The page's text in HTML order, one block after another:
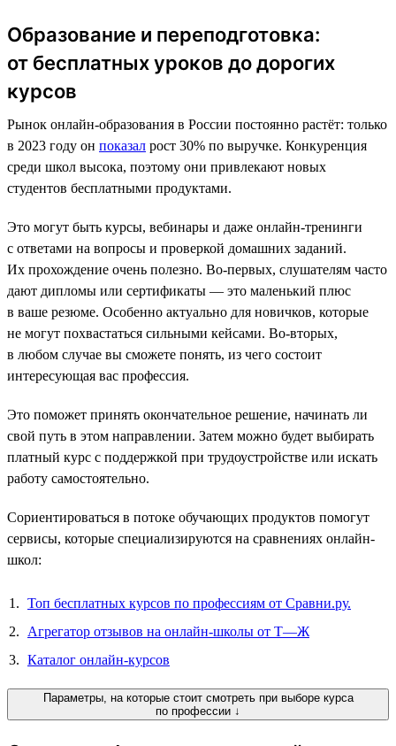
Образование и переподготовка:
от бесплатных уроков до дорогих
курсов
Рынок онлайн-образования в России постоянно растёт: только
в 2023 году он показал рост 30% по выручке. Конкуренция
среди школ высока, поэтому они привлекают новых
студентов бесплатными продуктами.
Это могут быть курсы, вебинары и даже онлайн-тренинги
с ответами на вопросы и проверкой домашних заданий.
Их прохождение очень полезно. Во-первых, слушателям часто
дают дипломы или сертификаты — это маленький плюс
в ваше резюме. Особенно актуально для новичков, которые
не могут похвастаться сильными кейсами. Во-вторых,
в любом случае вы сможете понять, из чего состоит
интересующая вас профессия.
Это поможет принять окончательное решение, начинать ли
свой путь в этом направлении. Затем можно будет выбирать
платный курс с поддержкой при трудоустройстве или искать
работу самостоятельно.
Сориентироваться в потоке обучающих продуктов помогут
сервисы, которые специализируются на сравнениях онлайн-
школ:
Топ бесплатных курсов по профессиям от Сравни.ру.
Агрегатор отзывов на онлайн-школы от Т—Ж
Каталог онлайн-курсов
Параметры, на которые стоит смотреть при выборе курса
по профессии ↓